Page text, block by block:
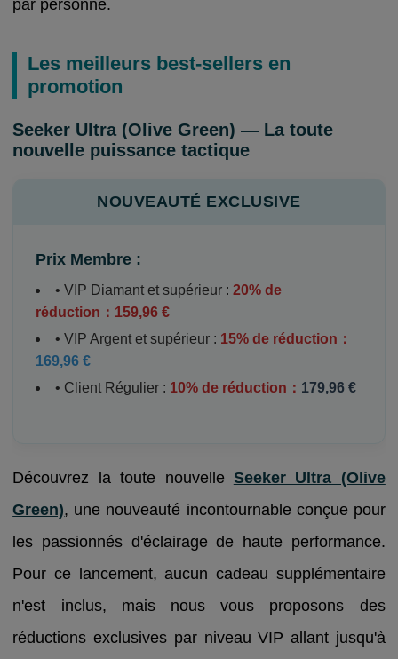
par personne.
Les meilleurs best-sellers en
promotion
Seeker Ultra (Olive Green) — La toute
nouvelle puissance tactique
NOUVEAUTÉ EXCLUSIVE
Prix Membre :
• VIP Diamant et supérieur :20% de
réduction：159,96 €
• VIP Argent et supérieur : 15% de réduction：
169,96 €
• Client Régulier : 10% de réduction： 179,96 €
Découvrez la toute nouvelle Seeker Ultra (Olive
Green), une nouveauté incontournable conçue pour
les passionnés d'éclairage de haute performance.
Pour ce lancement, aucun cadeau supplémentaire
n'est inclus, mais nous vous proposons des
réductions exclusives par niveau VIP allant jusqu'à